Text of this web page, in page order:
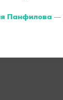
Панфилова